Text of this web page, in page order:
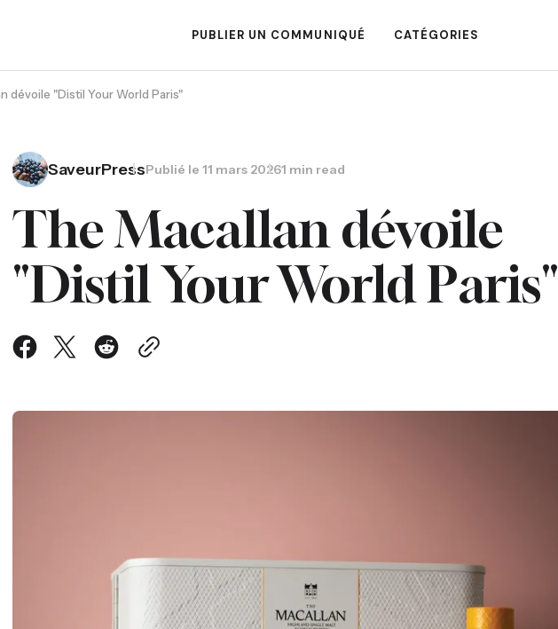
PUBLIER UN COMMUNIQUÉ CATÉGORIES
dévoile "Distil Your World Paris"
SaveurPressPublié le 11 mars 20261 min read
The Macallan dévoile
"Distil Your World Paris"